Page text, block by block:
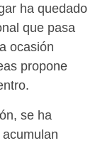
ha quedado
que pasa
ocasión
propone
se ha